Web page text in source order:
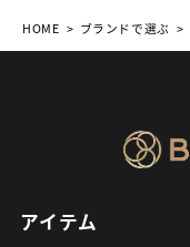
HOME ブランドで選ぶ
アイテム